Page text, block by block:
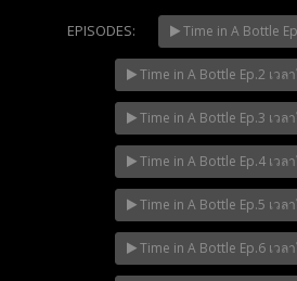
NOW PLAYING Mani
EPISODES: Time in A Bottle
Time in A Bottle Ep.2 เวล
Time in A Bottle Ep.3 เวล
Time in A Bottle Ep.4 เวล
Time in A Bottle Ep.5 เวล
Time in A Bottle Ep.6 เวล